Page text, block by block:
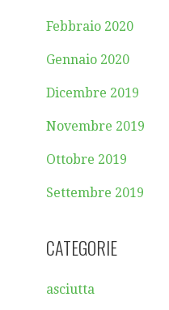
Febbraio 2020
Gennaio 2020
Dicembre 2019
Novembre 2019
Ottobre 2019
Settembre 2019
CATEGORIE
asciutta